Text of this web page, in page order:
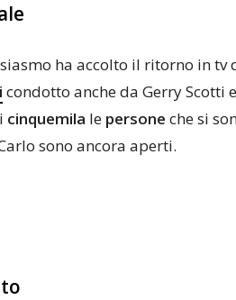
ha accolto il ritorno in
condotto anche da Gerry Scotti
cinquemila le persone che si
sono ancora aperti.